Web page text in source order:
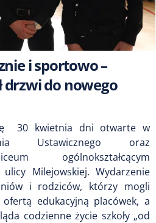
i sportowo –
drzwi do nowego
30 kwietnia dni otwarte w
Ustawicznego oraz
ogólnokształcącym
Milejowskiej. Wydarzenie
i rodziców, którzy mogli
edukacyjną placówek, a
codzienne życie szkoły „od